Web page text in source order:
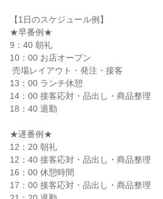
【1日のスケジュール例】
★早番例★
9：40 朝礼
10：00 お店オープン
13：00 ランチ休憩
14：00 接客応対・品出し・商品整理
18：40 退勤
★遅番例★
12：20 朝礼
12：40 接客応対・品出し・商品整理
16：00 休憩時間
17：00 接客応対・品出し・商品整理